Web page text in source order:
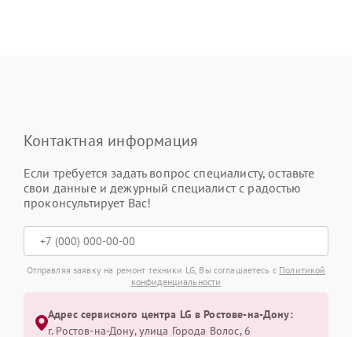
Контактная информация
Если требуется задать вопрос специалисту, оставьте
свои данные и дежурный специалист с радостью
проконсультирует Вас!
Отправляя заявку на ремонт техники LG, Вы соглашаетесь с Политикой
конфиденциальности
Адрес сервисного центра LG в Ростове-на-Дону:
г. Ростов-на-Дону, улица Города Волос, 6